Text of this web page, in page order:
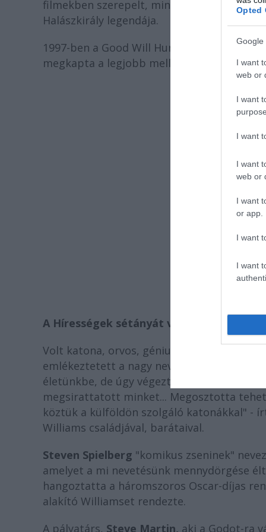
Opted
Google
I want
web or
I want
I want
I want
web or
I want
or app.
I want
I want
filmekben szerepelt, mint a Holt költők
Halászkirály legendája.
1997-ben a Good Will Huntingban hozta
megkapta a legjobb mellékszereplőnek
A Hírességek sétányát virágokkal,
Volt katona, orvos, géniusz, pesztonka,
emlékeztetett a nagy nevettető szerepeire
életünkbe, de úgy végezte, hogy az
megsirattatott minket... Megosztotta
köztük a külföldön szolgáló katonákkal" -
Williams családjával, barátaival.
Steven Spielberg "komikus zseninek"
amelyet a mi nevetésünk mennydörgése
hangoztatta a háromszoros Oscar-díjas
alakító Williamset rendezte.
A pályatárs, Steve Martin, aki a Godot-ra